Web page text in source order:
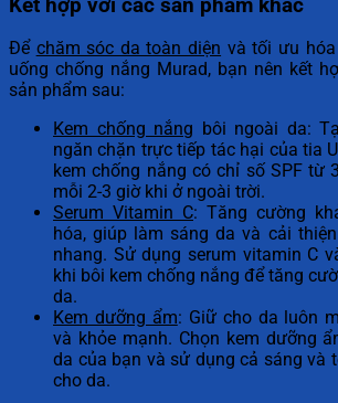
Kết hợp với các sản phẩm khác
Để chăm sóc da toàn diện và tối ưu
uống chống nắng Murad, bạn nên kết
sản phẩm sau:
Kem chống nắng bôi ngoài da:
ngăn chặn trực tiếp tác hại của tia
kem chống nắng có chỉ số SPF từ
mỗi 2-3 giờ khi ở ngoài trời.
Serum Vitamin C: Tăng cường
hóa, giúp làm sáng da và cải
nhang. Sử dụng serum vitamin C
khi bôi kem chống nắng để tăng
da.
Kem dưỡng ẩm: Giữ cho da luôn
và khỏe mạnh. Chọn kem dưỡng
da của bạn và sử dụng cả sáng và
cho da.